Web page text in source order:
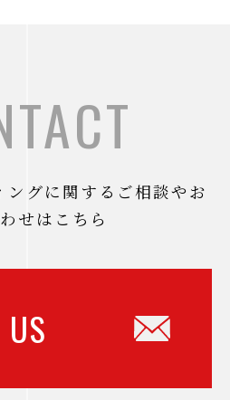
ングに関するご相談やお
せはこちら